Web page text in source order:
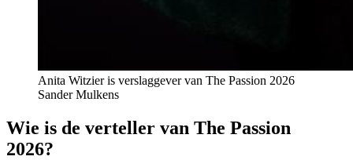
Anita Witzier is verslaggever van The Passion 2026
Sander Mulkens
Wie is de verteller van The Passion
2026?